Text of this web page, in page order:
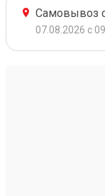
Самовывоз
07.08.2026 с